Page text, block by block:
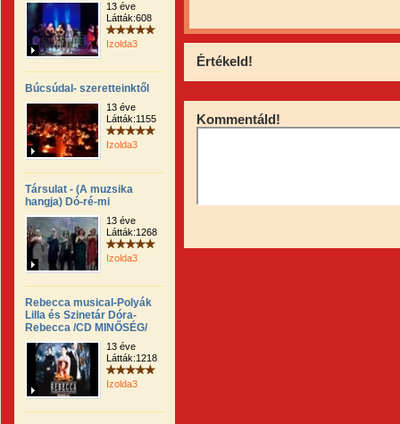
13 éve
Látták:608
Izolda3
Búcsúdal- szeretteinktől
13 éve
Látták:1155
Izolda3
Társulat - (A muzsika
hangja) Dó-ré-mi
13 éve
Látták:1268
Izolda3
Rebecca musical-Polyák
Lilla és Szinetár Dóra-
Rebecca /CD MINŐSÉG/
13 éve
Látták:1218
Izolda3
Értékeld!
Kommentáld!